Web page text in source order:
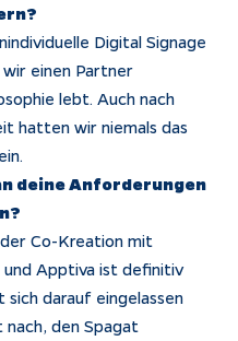
Digital Signage
einen Partner
lebt. Auch nach
hatten wir niemals das
deine Anforderungen
Co-Kreation mit
und Apptiva ist definitiv
darauf eingelassen
den Spagat